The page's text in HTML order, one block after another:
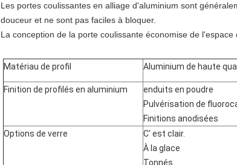
Les portes coulissantes en alliage d'aluminium sont
douceur et ne sont pas faciles à bloquer.
La conception de la porte coulissante économise de
Matériau de profil Aluminium de haute
Finition de profilés en aluminium
enduits en poudre
Pulvérisation de
Finitions anodisées
Options de verre
C' est clair.
À la glace
Tonnés